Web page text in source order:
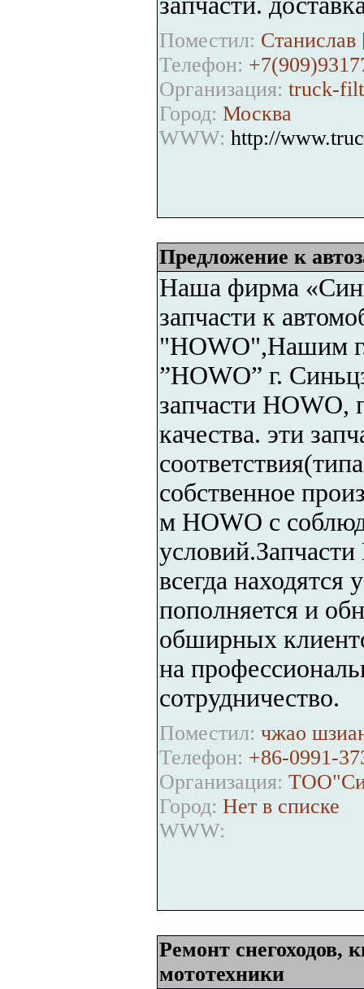
Поместил: Станислав
Телефон:
Организация: truck-
Город: Москва
WWW: http://
Предложение к
Наша фирма
запчасти к
"HOWO",Нашим
”HOWO” г.
запчасти HOWO,
качества. эти
собственное
м HOWO с
всегда находятся
пополняется и
обширных
на
сотрудничество.
Поместил: чжао
Телефон: +86-0991-
Организация:
Город: Нет в списке
WWW:
Ремонт снегоходов,
мототехники